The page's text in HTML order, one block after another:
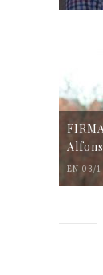
EN 03/